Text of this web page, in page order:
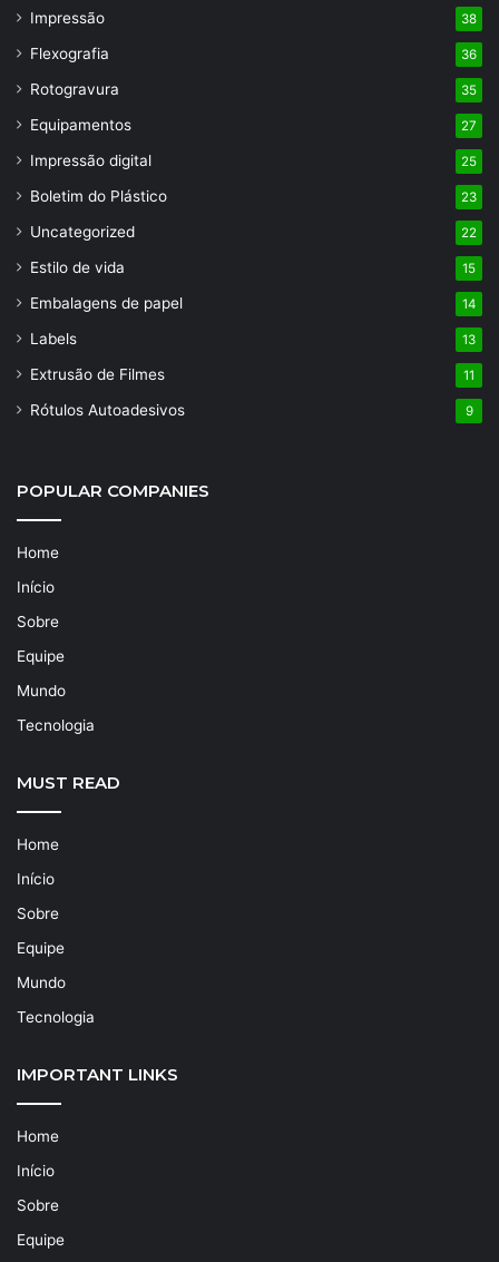
Impressão 38
Flexografia 36
Rotogravura 35
Equipamentos 27
Impressão digital 25
Boletim do Plástico 23
Uncategorized 22
Estilo de vida 15
Embalagens de papel 14
Labels 13
Extrusão de Filmes 11
Rótulos Autoadesivos 9
POPULAR COMPANIES
Home
Início
Sobre
Equipe
Mundo
Tecnologia
MUST READ
Home
Início
Sobre
Equipe
Mundo
Tecnologia
IMPORTANT LINKS
Home
Início
Sobre
Equipe